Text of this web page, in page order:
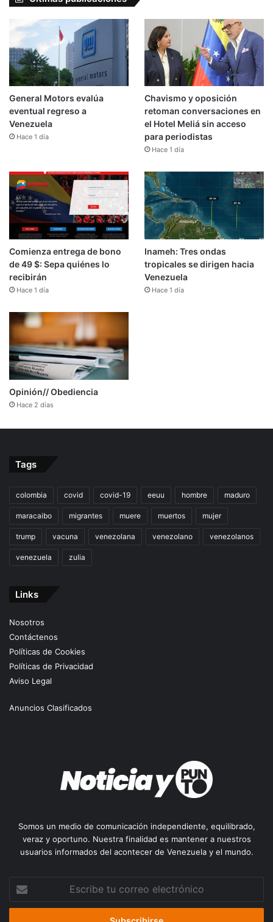
General Motors evalúa
eventual regreso a
Venezuela
Hace 1 día
Chavismo y oposición
retoman conversaciones en
el Hotel Meliá sin acceso
para periodistas
Hace 1 día
Comienza entrega de bono
de 49 $: Sepa quiénes lo
recibirán
Hace 1 día
Inameh: Tres ondas
tropicales se dirigen hacia
Venezuela
Hace 1 día
Opinión// Obediencia
Hace 2 días
Tags
colombia covid covid-19 eeuu hombre maduro
maracaibo migrantes muere muertos mujer
trump vacuna venezolana venezolano venezolanos
venezuela zulia
Links
Nosotros
Contáctenos
Políticas de Cookies
Políticas de Privacidad
Aviso Legal
Anuncios Clasificados
Somos un medio de comunicación independiente, equilibrado,
veraz y oportuno. Nuestra finalidad es mantener a nuestros
usuarios informados del acontecer de Venezuela y el mundo.
correo